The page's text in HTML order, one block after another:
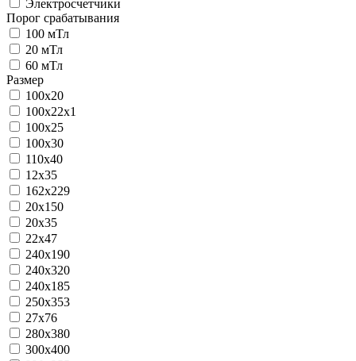
Электросчетчики
Порог срабатывания
100 мТл
20 мТл
60 мТл
Размер
100x20
100x22x1
100x25
100x30
110х40
12x35
162x229
20x150
20x35
22x47
240x190
240x320
240х185
250x353
27х76
280x380
300x400